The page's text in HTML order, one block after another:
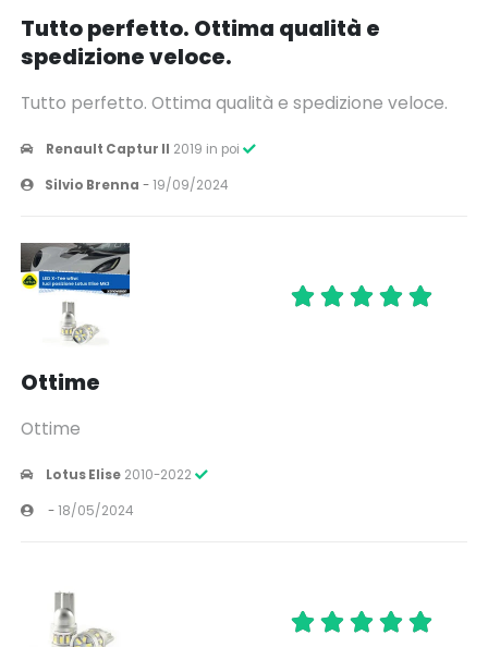
Tutto perfetto. Ottima qualità e
spedizione veloce.
Tutto perfetto. Ottima qualità e spedizione veloce.
Renault Captur II 2019 in poi
Silvio Brenna -19/09/2024
Ottime
Ottime
Lotus Elise 2010-2022
-18/05/2024